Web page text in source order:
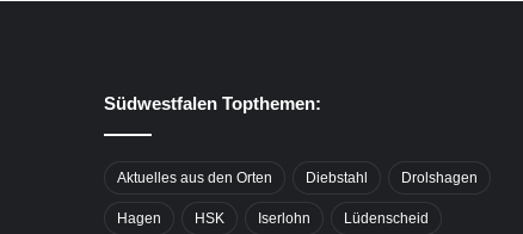
Südwestfalen Topthemen:
Aktuelles aus den Orten Diebstahl Drolshagen
Hagen HSK Iserlohn Lüdenscheid